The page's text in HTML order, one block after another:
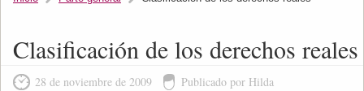
Clasificación de los derechos reales
28 de noviembre de 2009 Publicado por Hilda